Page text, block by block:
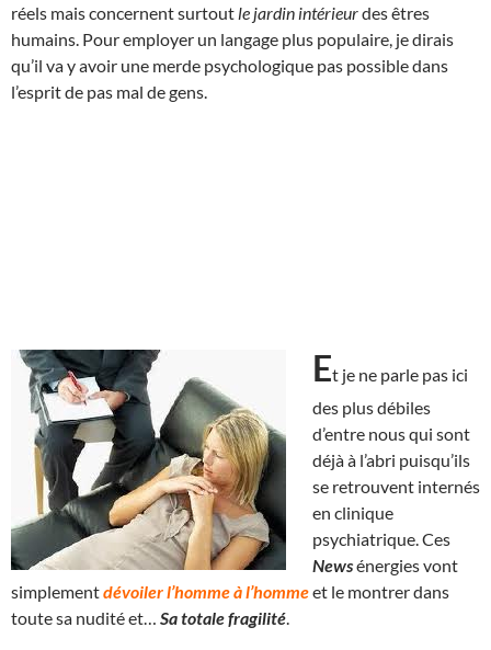
réels mais concernent surtout le jardin intérieurdes êtres
humains. Pour employer un langage plus populaire, je dirais
qu’il va y avoir une merde psychologique pas possible dans
l’esprit de pas mal de gens.
Et je ne parle pas ici
des plus débiles
d’entre nous qui sont
déjà à l’abri puisqu’ils
se retrouvent internés
en clinique
psychiatrique. Ces
Newsénergies vont
simplementdévoiler l’homme à l’hommeet le montrer dans
toute sa nudité et… Sa totale fragilité